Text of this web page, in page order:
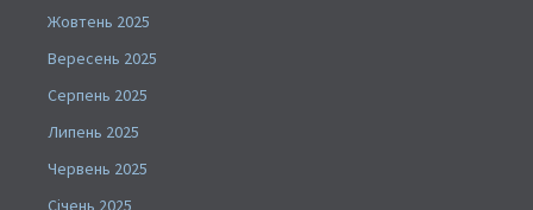
Жовтень 2025
Вересень 2025
Серпень 2025
Липень 2025
Червень 2025
Січень 2025